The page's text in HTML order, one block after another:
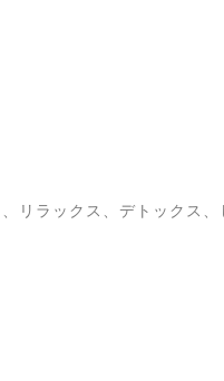
リラックス、デトックス